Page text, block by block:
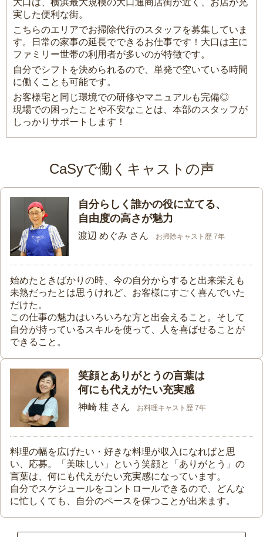
大口は、横浜最大規模の大口通商店街が近く、お店が充
実した便利な街。
こちらのエリアでお掃除代行のスタッフを募集していま
す。日常の家事の延長でできるお仕事です！大口は主に
ファミリー世帯の利用者が多いのが特徴です。
自分でシフトを決められるので、単発で空いている時間
に働くことも可能です。
お客様宅と同じ環境での研修やマニュアルも完備◎
現場での困ったことや不安なことは、本部のスタッフが
しっかりサポートします！
CaSyで働くキャストの声
自分らしく誰かの役に立てる、
自由度の高さが魅力
渡辺 めぐみ さん お掃除キャスト歴 7年
始めたときばかりの時、今の自分からすると出来栄えも
未熟だったとは思うけれど、お客様にすごく喜んでいた
だけた。
この仕事の魅力はいろいろな方と出会えること。そして
自分が持っているスキルを使って、人を喜ばせることが
できること。
笑顔とありがとうの言葉は
何にも代えがたい充実感
神崎 桂 さん お料理キャスト歴 7年
料理の幅を広げたい・好きな料理が収入になればと思
い、応募。「美味しい」という笑顔と「ありがとう」の
言葉は、何にも代えがたい充実感になっています。
自分でスケジュールをコントロールできるので、どんな
に忙しくても、自分のペースを保つことが出来ます。